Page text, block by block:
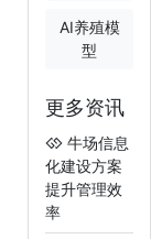
AI养殖模
型
更多资讯
牛场信息
化建设方案
提升管理效
率